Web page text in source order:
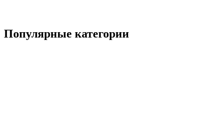
Популярные категории